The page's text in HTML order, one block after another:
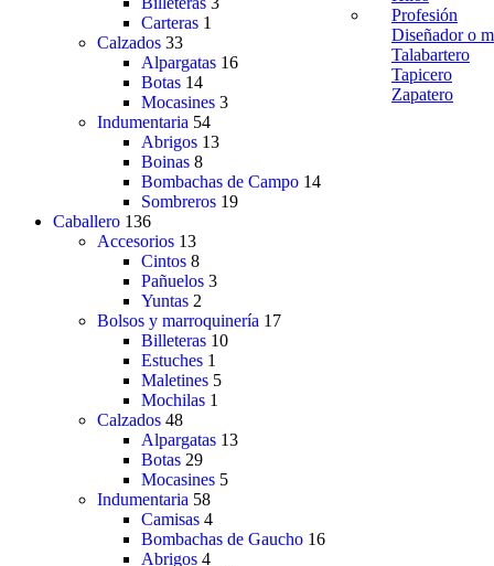
Profesión
Diseñador o
Talabartero
Tapicero
Zapatero
Carteras 1
Calzados 33
Alpargatas 16
Botas 14
Mocasines 3
Indumentaria 54
Abrigos 13
Boinas 8
Bombachas de Campo 14
Sombreros 19
Caballero 136
Accesorios 13
Cintos 8
Pañuelos 3
Yuntas 2
Bolsos y marroquinería 17
Billeteras 10
Estuches 1
Maletines 5
Mochilas 1
Calzados 48
Alpargatas 13
Botas 29
Mocasines 5
Indumentaria 58
Camisas 4
Bombachas de Gaucho 16
Abrigos 4